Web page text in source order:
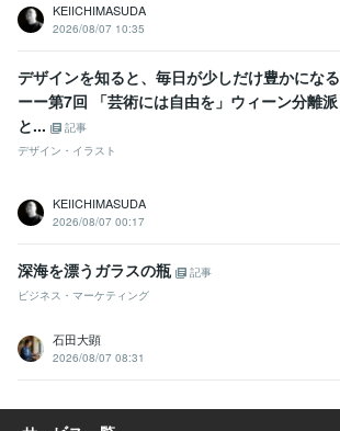
KEIICHIMASUDA
2026/08/07 10:35
デザインを知ると、毎日が少しだけ豊かになる
ーー第7回 「芸術には自由を」ウィーン分離派
と...
記事
デザイン・イラスト
KEIICHIMASUDA
2026/08/07 00:17
深海を漂うガラスの瓶
記事
ビジネス・マーケティング
石田大顕
2026/08/07 08:31